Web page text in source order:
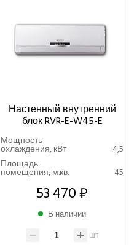
Настенный внутренний
блок RVR-E-W45-E
Мощность
охлаждения, кВт
4,5
Площадь
помещения, м.кв. 45
53 470 ₽
В наличии
шт